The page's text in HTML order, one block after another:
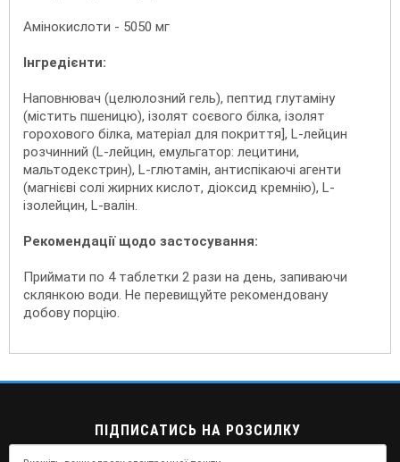
Амінокислоти - 5050 мг
Інгредієнти:
Наповнювач (целюлозний гель), пептид глутаміну
(містить пшеницю), ізолят соєвого білка, ізолят
горохового білка, матеріал для покриття], L-лейцин
розчинний (L-лейцин, емульгатор: лецитини,
мальтодекстрин), L-глютамін, антиспікаючі агенти
(магнієві солі жирних кислот, діоксид кремнію), L-
ізолейцин, L-валін.
Рекомендації щодо застосування:
Приймати по 4 таблетки 2 рази на день, запиваючи
склянкою води. Не перевищуйте рекомендовану
добову порцію.
ПІДПИСАТИСЬ НА РОЗСИЛКУ